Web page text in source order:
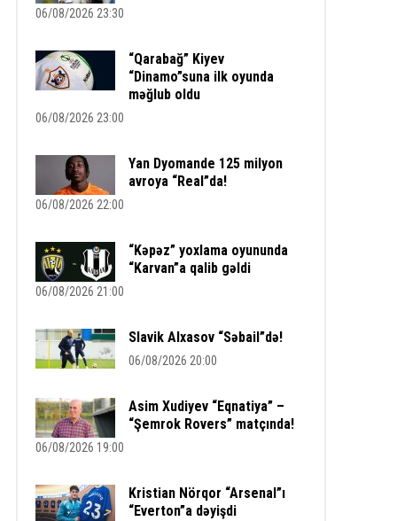
06/08/2026 23:30
“Qarabağ” Kiyev
“Dinamo”suna ilk oyunda
məğlub oldu
06/08/2026 23:00
Yan Dyomande 125 milyon
avroya “Real”da!
06/08/2026 22:00
“Kəpəz” yoxlama oyununda
“Karvan”a qalib gəldi
06/08/2026 21:00
Slavik Alxasov “Səbail”də!
06/08/2026 20:00
Asim Xudiyev “Eqnatiya” –
“Şemrok Rovers” matçında!
06/08/2026 19:00
Kristian Nörqor “Arsenal”ı
“Everton”a dəyişdi